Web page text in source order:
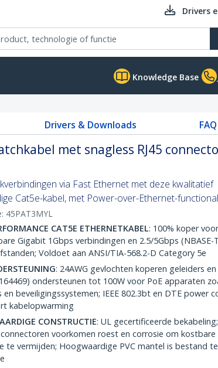
Drivers
Knowledge Base
Drivers & Downloads
met snagless RJ45
via Fast Ethernet met deze kwalitatief
Cat5e-kabel, met Power-over-Ethernet-
45PAT3MYL
CAT5E ETHERNETKABEL: 100% koper voor
Gigabit 1Gbps verbindingen en 2.5/5Gbps (NBASE-
Voldoet aan ANSI/TIA-568.2-D Category 5e
: 24AWG gevlochten koperen geleiders
ondersteunen tot 100W voor PoE apparaten
beveiligingssystemen; IEEE 802.3bt en DTE power
kabelopwarming
CONSTRUCTIE: UL gecertificeerde
voorkomen roest en corrosie om
te vermijden; Hoogwaardige PVC mantel is bestand